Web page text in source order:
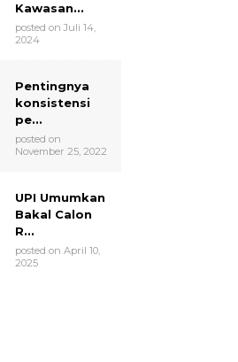
Kawasan...
posted on Juli 14,
2024
Pentingnya
konsistensi
pe...
posted on
November 25, 2022
UPI Umumkan
Bakal Calon
R...
posted on April 10,
2025